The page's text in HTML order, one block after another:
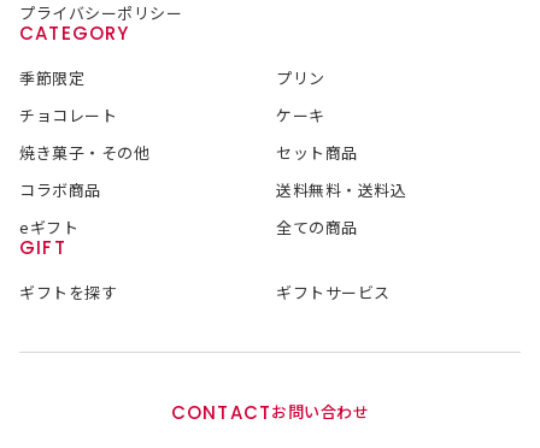
プライバシーポリシー
CATEGORY
季節限定
プリン
チョコレート
ケーキ
焼き菓子・その他
セット商品
コラボ商品
送料無料・送料込
eギフト
全ての商品
GIFT
ギフトを探す ギフトサービス
CONTACTお問い合わせ